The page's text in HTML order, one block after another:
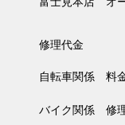
修理代金
自転車関係 料
バイク関係 修